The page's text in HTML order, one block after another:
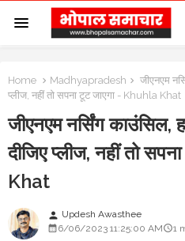
Home Madhyapradesh
जीएनएम
प्लीज, नहीं तो सपना टूट जाएगा - Khuhla Khat
जीएनएम नर्सिंग काउंसिल,
दीजिए प्लीज, नहीं तो
Khat
person Updesh Awasthee
6/06/2023 11:25:00 AM
1